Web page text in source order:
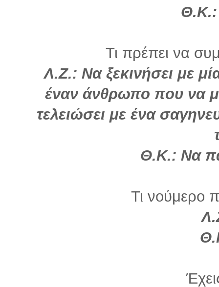
Τι πρέπει να
Λ.Ζ.: Να ξεκινήσει με
έναν άνθρωπο που να
τελειώσει με ένα
Θ.Κ.: Να
Τι νούμερο